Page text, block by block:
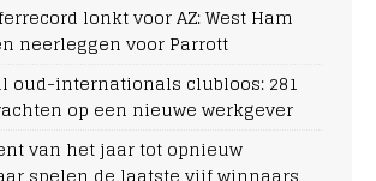
lonkt voor AZ: West Ham
neerleggen voor Parrott
oud-internationals clubloos: 281
op een nieuwe werkgever
van het jaar tot opnieuw